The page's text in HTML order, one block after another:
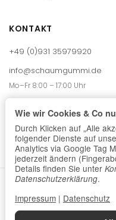
KONTAKT
+49 (0)931 35979920
info@schaumgummi.de
Mo–Fr 8:00 – 17:00 Uhr
97084 Würzburg
Alle Preise inkl. gesetzlicher
© Schaumstoffe Wegerich
ImpressumDatenschutzAGB
Wie wir Cookies & Co
Durch Klicken auf „Alle
folgender Dienste auf
Analytics via Google Tag
jederzeit ändern
Details finden Sie unter
Datenschutzerklärung.
Impressum | Datenschutz